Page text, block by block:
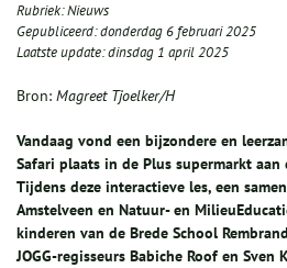
Rubriek:Nieuws
Gepubliceerd:donderdag 6 februari 2025
Laatste update:dinsdag 1 april 2025
Bron: Magreet Tjoelker/H
Vandaag vond een bijzondere en
Safari plaats in de Plus supermarkt aan
Tijdens deze interactieve les, een
Amstelveen en Natuur- en
kinderen van de Brede School
JOGG-regisseurs Babiche Roof en